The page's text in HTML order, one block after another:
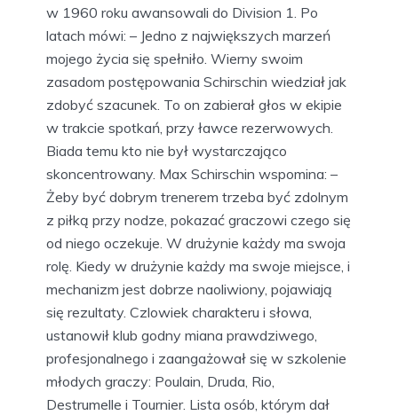
w 1960 roku awansowali do Division 1. Po
latach mówi: – Jedno z największych marzeń
mojego życia się spełniło. Wierny swoim
zasadom postępowania Schirschin wiedział jak
zdobyć szacunek. To on zabierał głos w ekipie
w trakcie spotkań, przy ławce rezerwowych.
Biada temu kto nie był wystarczająco
skoncentrowany. Max Schirschin wspomina: –
Żeby być dobrym trenerem trzeba być zdolnym
z piłką przy nodze, pokazać graczowi czego się
od niego oczekuje. W drużynie każdy ma swoja
rolę. Kiedy w drużynie każdy ma swoje miejsce, i
mechanizm jest dobrze naoliwiony, pojawiają
się rezultaty. Czlowiek charakteru i słowa,
ustanowił klub godny miana prawdziwego,
profesjonalnego i zaangażował się w szkolenie
młodych graczy: Poulain, Druda, Rio,
Destrumelle i Tournier. Lista osób, którym dał